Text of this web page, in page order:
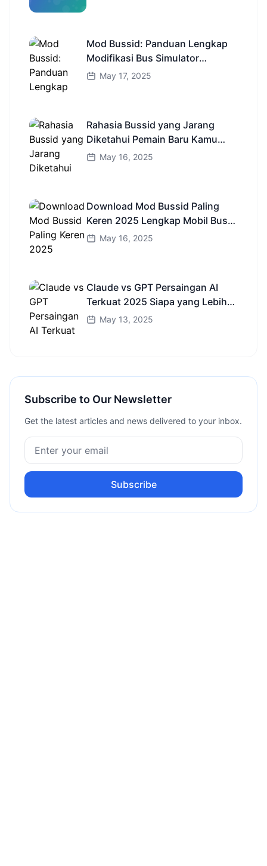
Mod Bussid: Panduan Lengkap
Modifikasi Bus Simulator
Indonesia
May 17, 2025
Rahasia Bussid yang Jarang
Diketahui Pemain Baru Kamu
Wajib Coba!
May 16, 2025
Download Mod Bussid Paling
Keren 2025 Lengkap Mobil Bus
dan Truk HD
May 16, 2025
Claude vs GPT Persaingan AI
Terkuat 2025 Siapa yang Lebih
Cerdas?
May 13, 2025
Subscribe to Our Newsletter
Get the latest articles and news delivered to your inbox.
Subscribe